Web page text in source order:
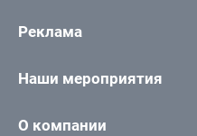
Реклама
Наши мероприятия
О компании